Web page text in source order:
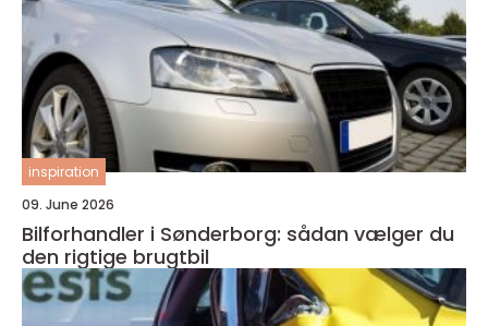
inspiration
09. June 2026
Bilforhandler i Sønderborg: sådan vælger du
den rigtige brugtbil